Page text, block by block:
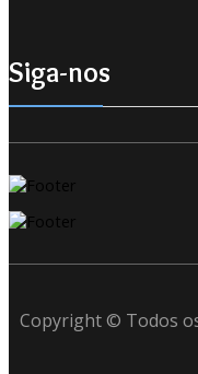
Siga-nos
Copyright © Todos